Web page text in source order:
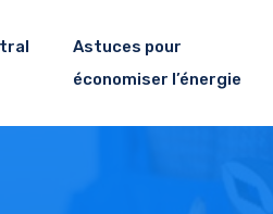
Astuces pour
économiser l’énergie